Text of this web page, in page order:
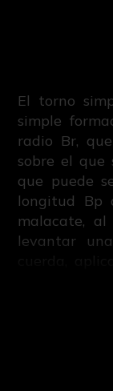
El torno
simple
radio Br,
sobre el que
que puede
longitud Bp
malacate,
levantar
que